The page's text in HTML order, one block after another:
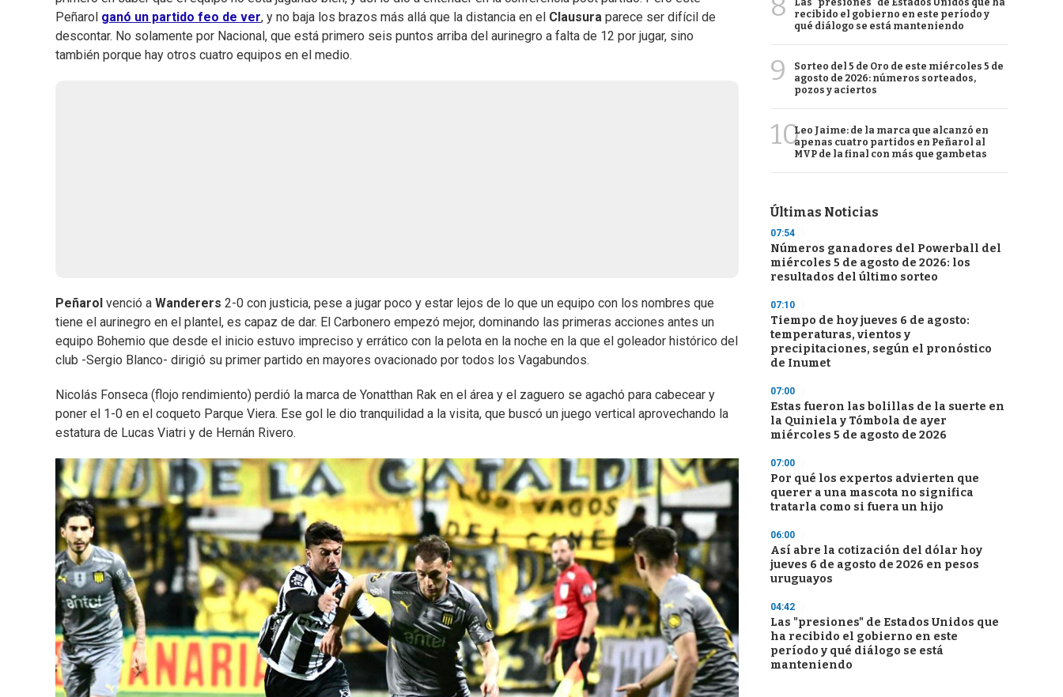
Peñarol ganó un partido feo de ver, y no baja los brazos más allá que la distancia en el Clausura parece ser difícil de
descontar. No solamente por Nacional, que está primero seis puntos arriba del aurinegro a falta de 12 por jugar, sino
también porque hay otros cuatro equipos en el medio.
Peñarol venció a Wanderers 2-0 con justicia, pese a jugar poco y estar lejos de lo que un equipo con los nombres que
tiene el aurinegro en el plantel, es capaz de dar. El Carbonero empezó mejor, dominando las primeras acciones antes un
equipo Bohemio que desde el inicio estuvo impreciso y errático con la pelota en la noche en la que el goleador histórico del
club -Sergio Blanco- dirigió su primer partido en mayores ovacionado por todos los Vagabundos.
Nicolás Fonseca (flojo rendimiento) perdió la marca de Yonatthan Rak en el área y el zaguero se agachó para cabecear y
poner el 1-0 en el coqueto Parque Viera. Ese gol le dio tranquilidad a la visita, que buscó un juego vertical aprovechando la
estatura de Lucas Viatri y de Hernán Rivero.
Las "presiones" de Estados Unidos que ha
recibido el gobierno en este período y
qué diálogo se está manteniendo
9
Sorteo del 5 de Oro de este miércoles 5 de
agosto de 2026: números sorteados,
pozos y aciertos
10Leo Jaime: de la marca que alcanzó en
apenas cuatro partidos en Peñarol al
MVP de la final con más que gambetas
Últimas Noticias
07:54
Números ganadores del Powerball del
miércoles 5 de agosto de 2026: los
resultados del último sorteo
07:10
Tiempo de hoy jueves 6 de agosto:
temperaturas, vientos y
precipitaciones, según el pronóstico
de Inumet
07:00
Estas fueron las bolillas de la suerte en
la Quiniela y Tómbola de ayer
miércoles 5 de agosto de 2026
07:00
Por qué los expertos advierten que
querer a una mascota no significa
tratarla como si fuera un hijo
06:00
Así abre la cotización del dólar hoy
jueves 6 de agosto de 2026 en pesos
uruguayos
04:42
Las "presiones" de Estados Unidos que
ha recibido el gobierno en este
período y qué diálogo se está
manteniendo